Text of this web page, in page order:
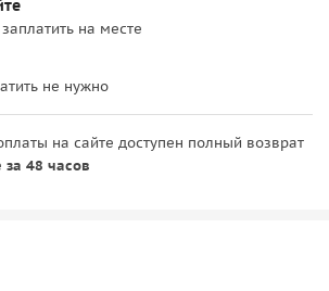
на месте
не нужно
на сайте доступен полный возврат
за 48 часов